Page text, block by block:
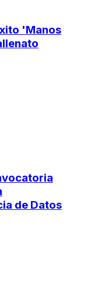
'Manos
de Datos